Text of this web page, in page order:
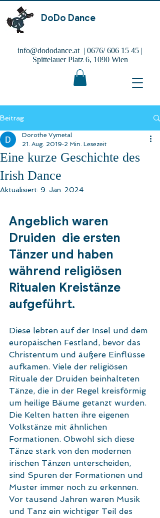
DoDo Dance
info@dododance.at | 0676/606 15 45 |
Spittelauer Platz 6, 1090 Wien
Beitrag
Eine kurze Geschichte des
Irish Dance
Dorothe Vymetal
21. Aug. 2019 2 Min. Lesezeit
Aktualisiert: 9. Jan. 2024
Angeblich waren
Druiden  die ersten
Tänzer und haben
während religiösen
Ritualen Kreistänze
aufgeführt.
Diese lebten auf der Insel und dem
europäischen Festland, bevor das
Christentum und äußere Einflüsse
aufkamen. Viele der religiösen
Rituale der Druiden beinhalteten
Tänze, die in der Regel kreisförmig
um heilige Bäume getanzt wurden.
Die Kelten hatten ihre eigenen
Volkstänze mit ähnlichen
Formationen. Obwohl sich diese
Tänze stark von den modernen
irischen Tänzen unterscheiden,
sind Spuren der Formationen und
Muster immer noch zu erkennen.
Vor tausend Jahren waren Musik
und Tanz ein wichtiger Teil des